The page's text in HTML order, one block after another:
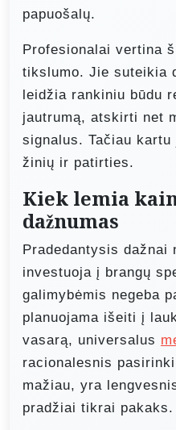
papuošalų.
Profesionalai vertina
tikslumo. Jie suteikia
leidžia rankiniu būdu
jautrumą, atskirti net
signalus. Tačiau
žinių ir patirties.
Kiek lemia
dažnumas
Pradedantysis
investuoja į brangų
galimybėmis negeba
planuojama išeiti į
vasarą, universalus
racionalesnis
mažiau, yra
pradžiai tikrai pakaks.